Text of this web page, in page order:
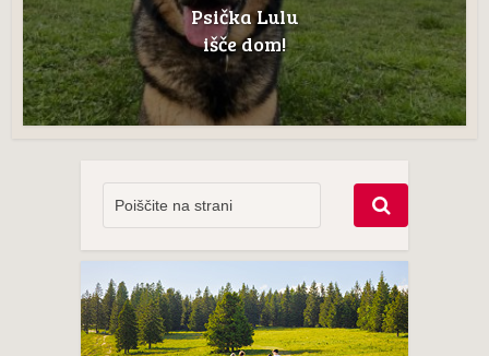
Psička Lulu
išče dom!